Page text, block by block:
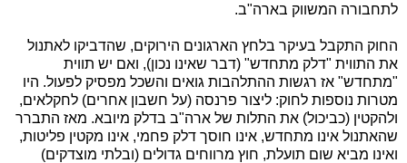
לתחבורה המשווק בארה"ב.
החוק התקבל בעיקר בלחץ הארגונים הירוקים, שהדביקו לאתנול
את התווית "דלק מתחדש" (דבר שאינו נכון), ואם יש תווית
"מתחדש" אז רגשות ההתלהבות גואים והשכל מפסיק לפעול. היו
מטרות נוספות לחוק: ליצור פרנסה (על חשבון אחרים) לחקלאים,
ולהקטין (כביכול) את התלות של ארה"ב בדלק מיובא. מאז התברר
שהאתנול אינו מתחדש, אינו חוסך דלק פחמי, אינו מקטין פליטות,
ואינו מביא שום תועלת, חוץ מרווחים גדולים (ובלתי מוצדקים)